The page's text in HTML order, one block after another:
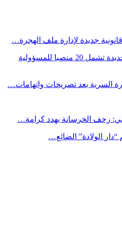
جديدة لإدارة ملف الهجرة…
حموشي يجري حركة تعيينات جديدة تشمل 20 منصبا للمسؤولية
السرية بعد تصريحات واتهامات…
زحف الخرسانة يهدد كرامة…